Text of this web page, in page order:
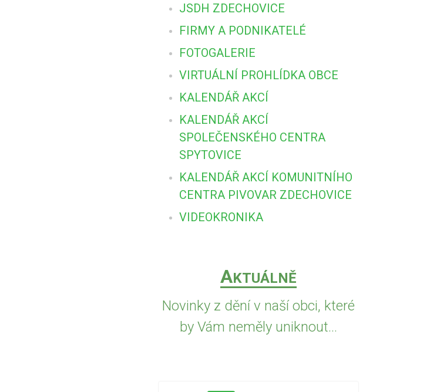
JSDH ZDECHOVICE
FIRMY A PODNIKATELÉ
FOTOGALERIE
VIRTUÁLNÍ PROHLÍDKA OBCE
KALENDÁŘ AKCÍ
KALENDÁŘ AKCÍ
SPOLEČENSKÉHO CENTRA
SPYTOVICE
KALENDÁŘ AKCÍ KOMUNITNÍHO
CENTRA PIVOVAR ZDECHOVICE
VIDEOKRONIKA
AKTUÁLNĚ
Novinky z dění v naší obci, které
by Vám neměly uniknout...